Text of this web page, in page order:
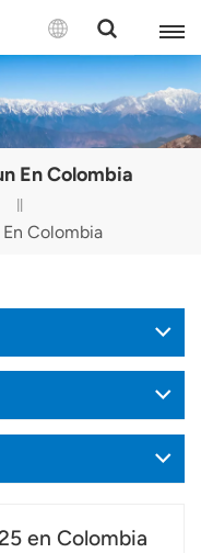
En Colombia
Colombia
en Colombia